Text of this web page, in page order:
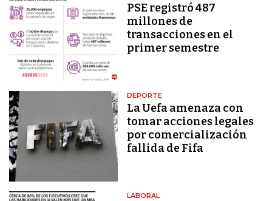
PSE registró 487
millones de
transacciones en el
primer semestre
DEPORTE
La Uefa amenaza con
tomar acciones legales
por comercialización
fallida de Fifa
LABORAL